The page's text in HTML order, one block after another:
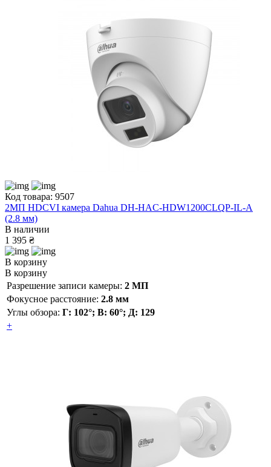
Код товара: 9507
2МП HDCVI камера Dahua DH-HAC-HDW1200CLQP-IL-A
(2.8 мм)
В наличии
1 395 ₴
В корзину
В корзину
Разрешение записи камеры: 2 МП
Фокусное расстояние: 2.8 мм
Углы обзора: Г: 102°; В: 60°; Д: 129
+